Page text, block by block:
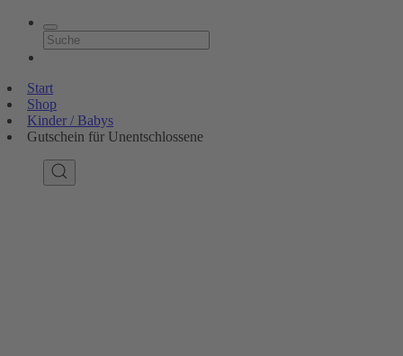
Start
Shop
Kinder / Babys
Gutschein für Unentschlossene